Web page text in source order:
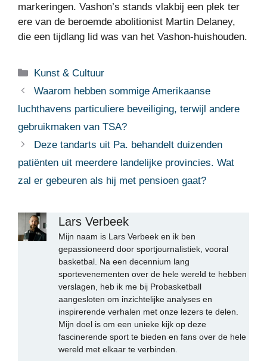
markeringen. Vashon’s stands vlakbij een plek ter
ere van de beroemde abolitionist Martin Delaney,
die een tijdlang lid was van het Vashon-huishouden.
Categorieën
Kunst & Cultuur
Waarom hebben sommige Amerikaanse
luchthavens particuliere beveiliging, terwijl andere
gebruikmaken van TSA?
Deze tandarts uit Pa. behandelt duizenden
patiënten uit meerdere landelijke provincies. Wat
zal er gebeuren als hij met pensioen gaat?
Lars Verbeek
Mijn naam is Lars Verbeek en ik ben
gepassioneerd door sportjournalistiek, vooral
basketbal. Na een decennium lang
sportevenementen over de hele wereld te hebben
verslagen, heb ik me bij Probasketball
aangesloten om inzichtelijke analyses en
inspirerende verhalen met onze lezers te delen.
Mijn doel is om een unieke kijk op deze
fascinerende sport te bieden en fans over de hele
wereld met elkaar te verbinden.